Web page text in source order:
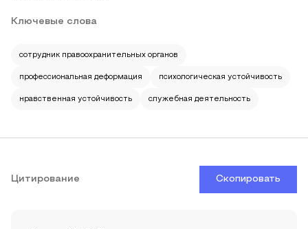
Ключевые слова
сотрудник правоохранительных органов
профессиональная деформация психологическая устойчивость
нравственная устойчивость служебная деятельность
Цитирование Скопировать